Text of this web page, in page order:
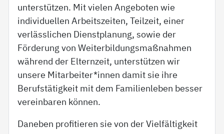
unterstützen. Mit vielen Angeboten wie
individuellen Arbeitszeiten, Teilzeit, einer
verlässlichen Dienstplanung, sowie der
Förderung von Weiterbildungsmaßnahmen
während der Elternzeit, unterstützen wir
unsere Mitarbeiter*innen damit sie ihre
Berufstätigkeit mit dem Familienleben besser
vereinbaren können.
Daneben profitieren sie von der Vielfältigkeit